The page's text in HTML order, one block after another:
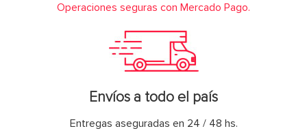
Operaciones seguras con Mercado Pago.
Envíos a todo el país
Entregas aseguradas en 24 / 48 hs.